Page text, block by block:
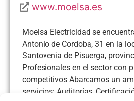
www.moelsa.es
Moelsa Electricidad se
Antonio de Cordoba, 31 en la
Santovenia de Pisuerga,
Profesionales en el sector con
competitivos Abarcamos un
servicios: Auditorías,